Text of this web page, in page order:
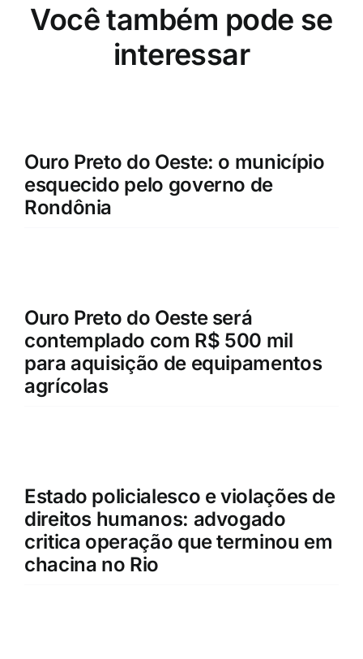
Você também pode se
interessar
Ouro Preto do Oeste: o município
esquecido pelo governo de
Rondônia
Ouro Preto do Oeste será
contemplado com R$ 500 mil
para aquisição de equipamentos
agrícolas
Estado policialesco e violações de
direitos humanos: advogado
critica operação que terminou em
chacina no Rio